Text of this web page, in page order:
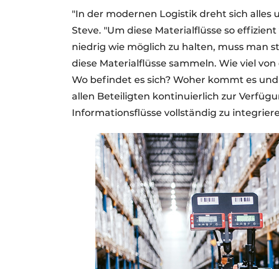
"In der modernen Logistik dreht sich alles
Steve. "Um diese Materialflüsse so
niedrig wie möglich zu halten, muss man
diese Materialflüsse sammeln. Wie viel
Wo befindet es sich? Woher kommt es
allen Beteiligten kontinuierlich zur
Informationsflüsse vollständig zu